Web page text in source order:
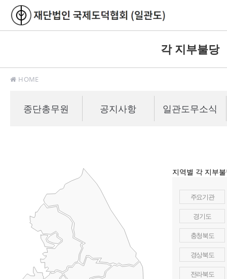
각 지부불당
HOME
종단총무원 공지사항 일관도무소식
지역별 각 지부
주요기관
경기도
충청북도
경상북도
전라북도